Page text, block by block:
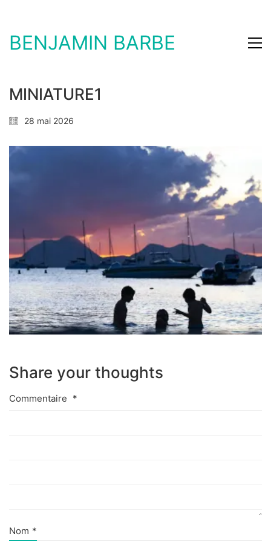
BENJAMIN BARBE
MINIATURE1
28 mai 2026
Share your thoughts
Commentaire *
Nom *